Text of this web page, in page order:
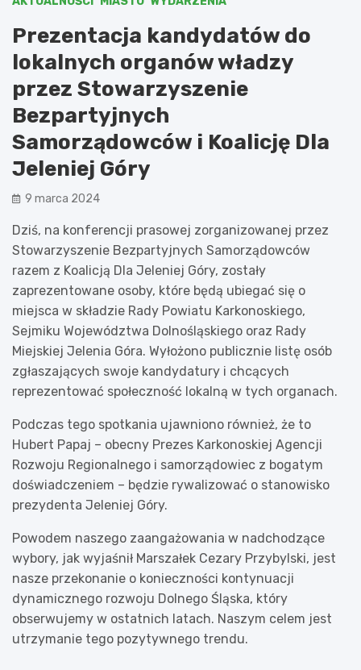
Prezentacja kandydatów do
lokalnych organów władzy
przez Stowarzyszenie
Bezpartyjnych
Samorządowców i Koalicję Dla
Jeleniej Góry
9 marca 2024
Dziś, na konferencji prasowej zorganizowanej przez
Stowarzyszenie Bezpartyjnych Samorządowców
razem z Koalicją Dla Jeleniej Góry, zostały
zaprezentowane osoby, które będą ubiegać się o
miejsca w składzie Rady Powiatu Karkonoskiego,
Sejmiku Województwa Dolnośląskiego oraz Rady
Miejskiej Jelenia Góra. Wyłożono publicznie listę osób
zgłaszających swoje kandydatury i chcących
reprezentować społeczność lokalną w tych organach.
Podczas tego spotkania ujawniono również, że to
Hubert Papaj – obecny Prezes Karkonoskiej Agencji
Rozwoju Regionalnego i samorządowiec z bogatym
doświadczeniem – będzie rywalizować o stanowisko
prezydenta Jeleniej Góry.
Powodem naszego zaangażowania w nadchodzące
wybory, jak wyjaśnił Marszałek Cezary Przybylski, jest
nasze przekonanie o konieczności kontynuacji
dynamicznego rozwoju Dolnego Śląska, który
obserwujemy w ostatnich latach. Naszym celem jest
utrzymanie tego pozytywnego trendu.